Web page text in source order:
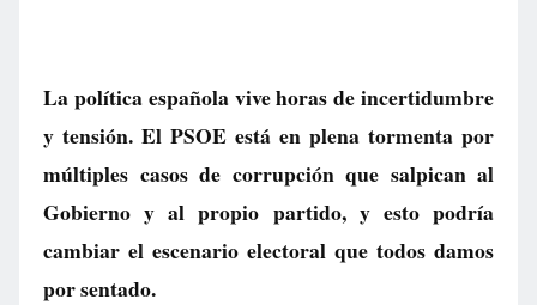
La política española vive horas de incertidumbre
y tensión. El PSOE está en plena tormenta por
múltiples casos de corrupción que salpican al
Gobierno y al propio partido, y esto podría
cambiar el escenario electoral que todos damos
por sentado.